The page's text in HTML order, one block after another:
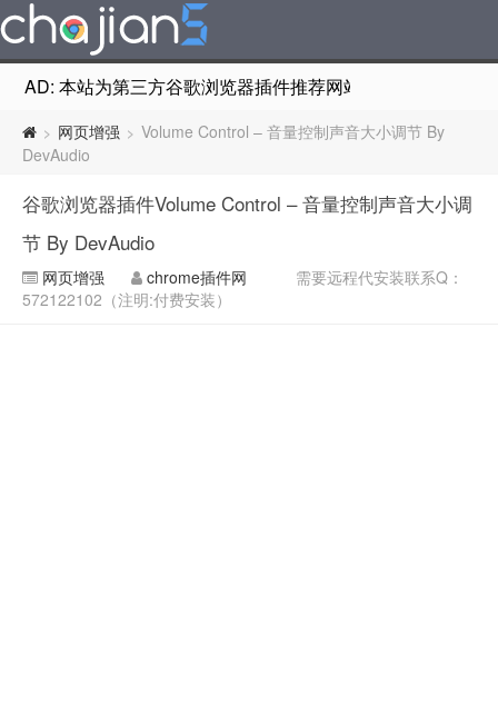
AD: 本站为第三方谷歌浏览器插件推荐网站，非Google
> 网页增强 > Volume Control – 音量控制声音大小调节 By
DevAudio
谷歌浏览器插件Volume Control – 音量控制声音大小调
节 By DevAudio
网页增强 chrome插件网
需要远程代安装联系Q：
572122102（注明:付费安装）